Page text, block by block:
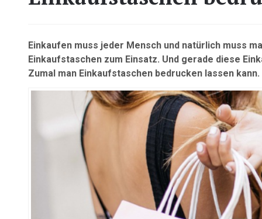
Einkaufen muss jeder Mensch und natürlich muss
Einkaufstaschen zum Einsatz. Und gerade diese
Zumal man Einkaufstaschen bedrucken lassen